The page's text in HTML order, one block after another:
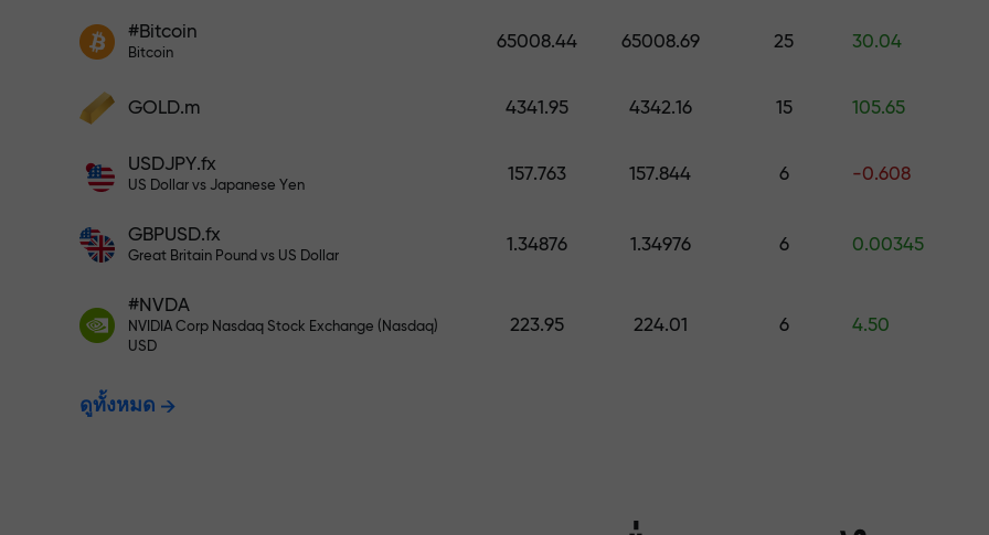
เท่า X1000 ไม่ใช่การพิมพ์ผิด ยิ่งฝากมาก ตัว
คูณยิ่งสูง
ฝากเงินจำนวน $333 — เลือกของขวัญมูลค่าสูงสุด $1,500
เทรดแบบไร้ความเสี่ยง — เรารับ
ประกันกำไรของคุณ
โบนัสสูงสุด X1000 — ตัวคูณที่ใ
ที่สุดในตลาด
#Bitcoin
Bitcoin
65008.44 65008.69 25 30.04
GOLD.m 4341.95 4342.16 15 105.65
USDJPY.fx
US Dollar vs Japanese Yen
157.763 157.844 6 -0.608
GBPUSD.fx
Great Britain Pound vs US Dollar
1.34876 1.34976 6 0.00345
#NVDA
NVIDIA Corp Nasdaq Stock Exchange (Nasdaq)
USD
223.95 224.01 6 4.50
ดูทั้งหมด
คอร์สและเว็บบินาร์สำหรับทุก
Forex, คริปโต และฟิว